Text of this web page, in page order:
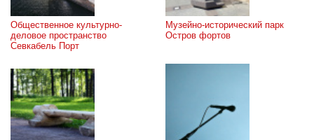
Общественное культурно-
деловое пространство
Севкабель Порт
Музейно-исторический парк
Остров фортов